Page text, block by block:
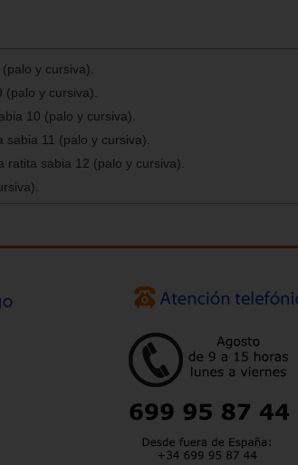
y cursiva).
y cursiva).
10 (palo y cursiva).
11 (palo y cursiva).
sabia 12 (palo y cursiva).